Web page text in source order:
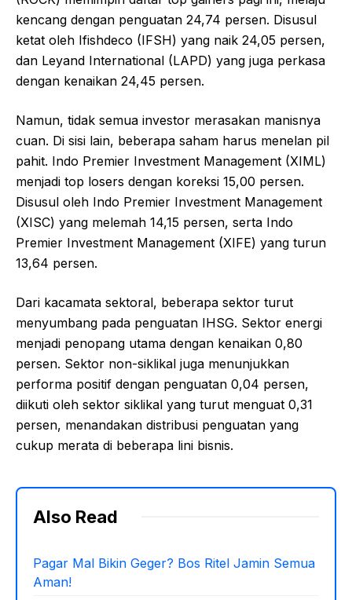
kencang dengan penguatan 24,74 persen. Disusul
ketat oleh Ifishdeco (IFSH) yang naik 24,05 persen,
dan Leyand International (LAPD) yang juga perkasa
dengan kenaikan 24,45 persen.
Namun, tidak semua investor merasakan manisnya
cuan. Di sisi lain, beberapa saham harus menelan pil
pahit. Indo Premier Investment Management (XIML)
menjadi top losers dengan koreksi 15,00 persen.
Disusul oleh Indo Premier Investment Management
(XISC) yang melemah 14,15 persen, serta Indo
Premier Investment Management (XIFE) yang turun
13,64 persen.
Dari kacamata sektoral, beberapa sektor turut
menyumbang pada penguatan IHSG. Sektor energi
menjadi penopang utama dengan kenaikan 0,80
persen. Sektor non-siklikal juga menunjukkan
performa positif dengan penguatan 0,04 persen,
diikuti oleh sektor siklikal yang turut menguat 0,31
persen, menandakan distribusi penguatan yang
cukup merata di beberapa lini bisnis.
Also Read
Pagar Mal Bikin Geger? Bos Ritel Jamin Semua
Aman!